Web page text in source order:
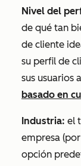
Nivel del
de qué tan
de cliente
su perfil de
sus usuarios
basado en
Industria: el
empresa
opción